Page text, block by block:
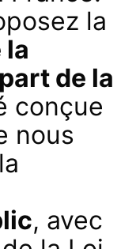
la
la
de la
conçue
nous
, avec